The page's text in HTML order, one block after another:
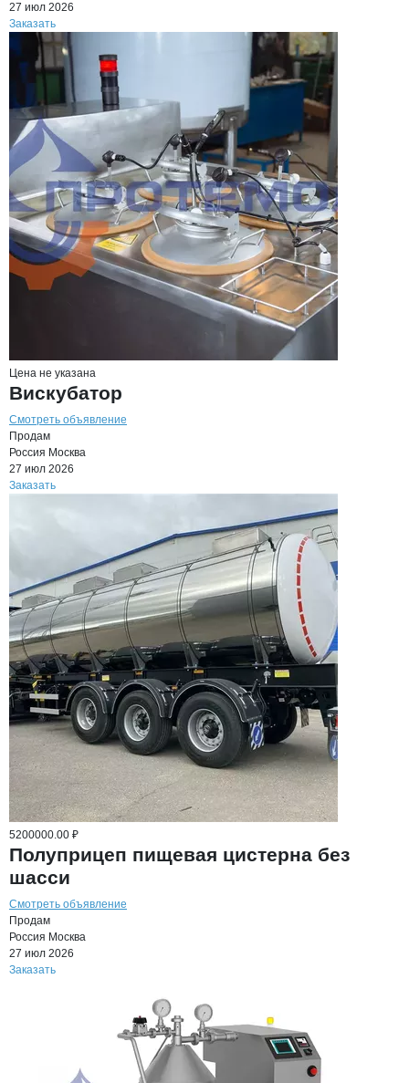
27 июл 2026
Заказать
Цена не указана
Вискубатор
Смотреть объявление
Продам
Россия Москва
27 июл 2026
Заказать
5200000.00 ₽
Полуприцеп пищевая цистерна без
шасси
Смотреть объявление
Продам
Россия Москва
27 июл 2026
Заказать